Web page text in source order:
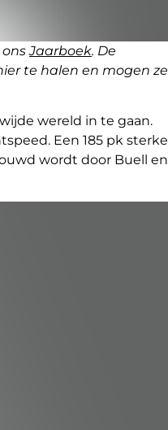
onsJaarboek. De
te halen en mogen ze
wereld in te gaan.
Een 185 pk sterke
wordt door Buell en